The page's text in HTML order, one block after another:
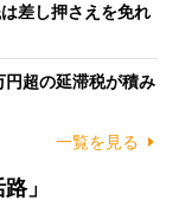
差し押さえを免れ
超の延滞税が積み
一覧を見る
」